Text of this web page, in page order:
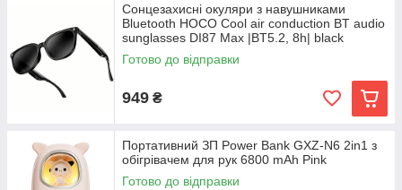
Сонцезахисні окуляри з навушниками
Bluetooth HOCO Cool air conduction BT audio
sunglasses DI87 Max |BT5.2, 8h| black
Готово до відправки
949 ₴
Портативний ЗП Power Bank GXZ-N6 2in1 з
обігрівачем для рук 6800 mAh Pink
Готово до відправки